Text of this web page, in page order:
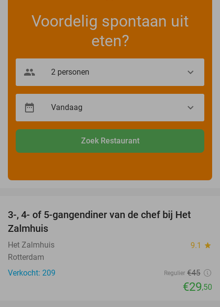
Voordelig spontaan uit
eten?
Zoek Restaurant
34%
3-, 4- of 5-gangendiner van de chef bij Het
Zalmhuis
Het Zalmhuis 9.1 star
Rotterdam
Verkocht: 209
Regulier €45
€29,50